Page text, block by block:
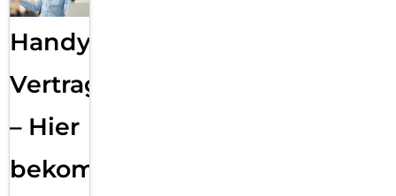
Handy
Vertragsabwicklung
– Hier
bekommst